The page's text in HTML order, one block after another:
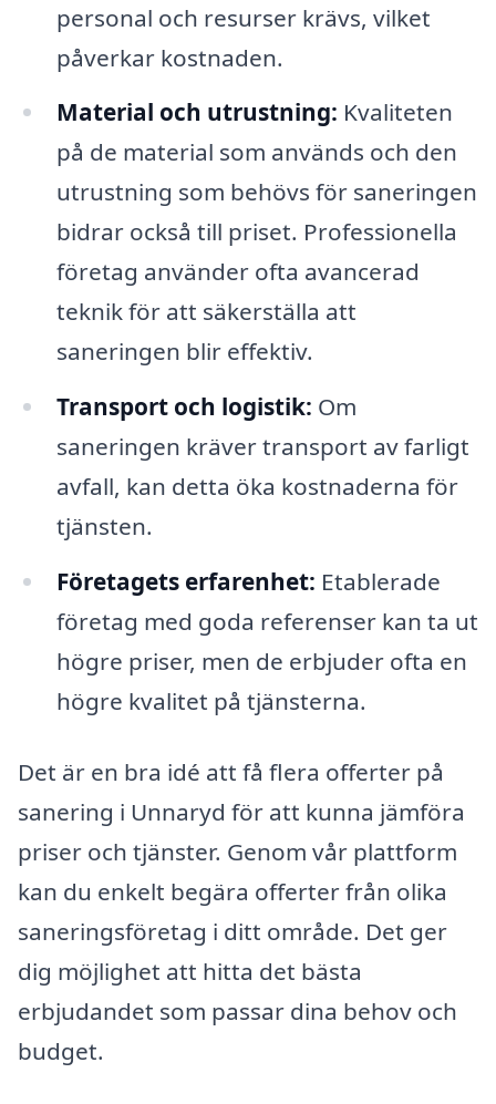
personal och resurser krävs, vilket
påverkar kostnaden.
Material och utrustning: Kvaliteten
på de material som används och den
utrustning som behövs för saneringen
bidrar också till priset. Professionella
företag använder ofta avancerad
teknik för att säkerställa att
saneringen blir effektiv.
Transport och logistik: Om
saneringen kräver transport av farligt
avfall, kan detta öka kostnaderna för
tjänsten.
Företagets erfarenhet: Etablerade
företag med goda referenser kan ta ut
högre priser, men de erbjuder ofta en
högre kvalitet på tjänsterna.
Det är en bra idé att få flera offerter på
sanering i Unnaryd för att kunna jämföra
priser och tjänster. Genom vår plattform
kan du enkelt begära offerter från olika
saneringsföretag i ditt område. Det ger
dig möjlighet att hitta det bästa
erbjudandet som passar dina behov och
budget.